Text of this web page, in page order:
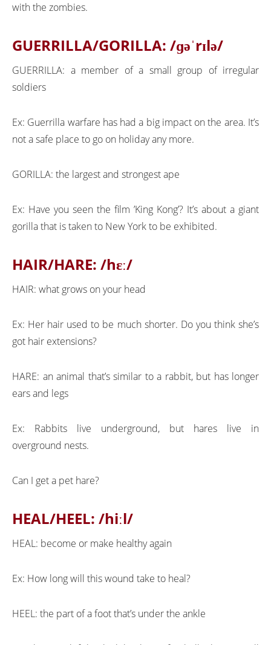
with the zombies.
GUERRILLA/GORILLA: /ɡəˈrɪlə/
GUERRILLA: a member of a small group of irregular
soldiers
Ex: Guerrilla warfare has had a big impact on the area. It’s
not a safe place to go on holiday any more.
GORILLA: the largest and strongest ape
Ex: Have you seen the film ’King Kong’? It’s about a giant
gorilla that is taken to New York to be exhibited.
HAIR/HARE: /hɛː/
HAIR: what grows on your head
Ex: Her hair used to be much shorter. Do you think she’s
got hair extensions?
HARE: an animal that’s similar to a rabbit, but has longer
ears and legs
Ex: Rabbits live underground, but hares live in
overground nests.
Can I get a pet hare?
HEAL/HEEL: /hiːl/
HEAL: become or make healthy again
Ex: How long will this wound take to heal?
HEEL: the part of a foot that’s under the ankle